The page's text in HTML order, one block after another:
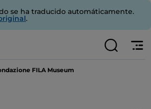
se ha traducido automáticamente.
.
FILA Museum